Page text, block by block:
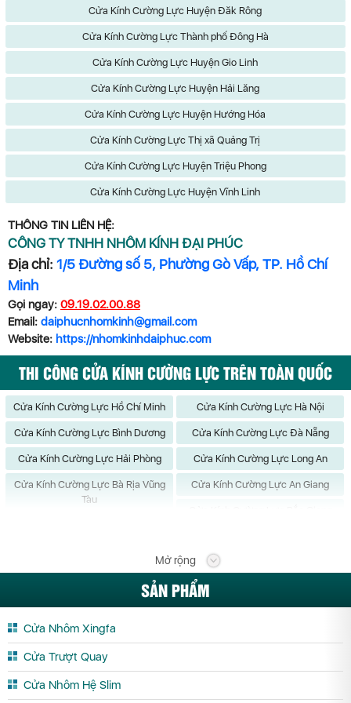
Cửa Kính Cường Lực Huyện Đăk Rông
Cửa Kính Cường Lực Thành phố Đông Hà
Cửa Kính Cường Lực Huyện Gio Linh
Cửa Kính Cường Lực Huyện Hải Lăng
Cửa Kính Cường Lực Huyện Hướng Hóa
Cửa Kính Cường Lực Thị xã Quảng Trị
Cửa Kính Cường Lực Huyện Triệu Phong
Cửa Kính Cường Lực Huyện Vĩnh Linh
THÔNG TIN LIÊN HỆ:
CÔNG TY TNHH NHÔM KÍNH ĐẠI PHÚC
Địa chỉ: 1/5 Đường số 5, Phường Gò Vấp, TP. Hồ Chí
Minh
Gọi ngay: 09.19.02.00.88
Email: daiphucnhomkinh@gmail.com
Website: https://nhomkinhdaiphuc.com
THI CÔNG CỬA KÍNH CƯỜNG LỰC TRÊN TOÀN QUỐC
Cửa Kính Cường Lực Hồ Chí Minh Cửa Kính Cường Lực Hà Nội
Cửa Kính Cường Lực Bình Dương Cửa Kính Cường Lực Đà Nẵng
Cửa Kính Cường Lực Hải Phòng Cửa Kính Cường Lực Long An
Cửa Kính Cường Lực Bà Rịa Vũng
Tàu
Cửa Kính Cường Lực An Giang
Cửa Kính Cường Lực Bắc Ninh Cửa Kính Cường Lực Bến Tre
Cửa Kính Cường Lực Bình Định Cửa Kính Cường Lực Bình Phước
Cửa Kính Cường Lực Cần Thơ Cửa Kính Cường Lực Cao Bằng
Cửa Kính Cường Lực Đắk Lắk
Cửa Kính Cường Lực Điện Biên
Mở rộng
SẢN PHẨM
Cửa Nhôm Xingfa
Cửa Trượt Quay
Cửa Nhôm Hệ Slim